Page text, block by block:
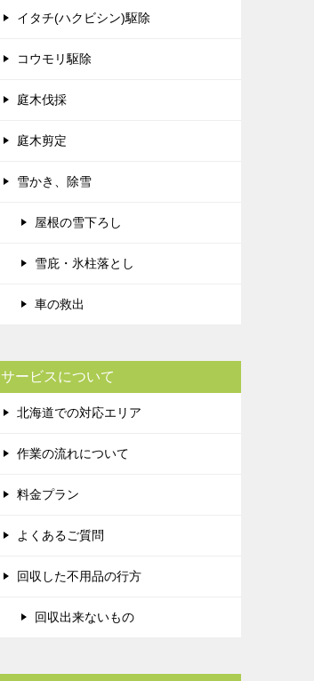
イタチ(ハクビシン)駆除
コウモリ駆除
庭木伐採
庭木剪定
雪かき、除雪
屋根の雪下ろし
雪庇・氷柱落とし
車の救出
サービスについて
北海道での対応エリア
作業の流れについて
料金プラン
よくあるご質問
回収した不用品の行方
回収出来ないもの